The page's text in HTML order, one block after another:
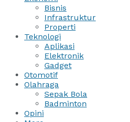
Bisnis
Infrastruktur
Properti
Teknologi
Aplikasi
Elektronik
Gadget
Otomotif
Olahraga
Sepak Bola
Badminton
Opini